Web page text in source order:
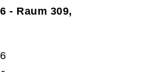
- Raum 309,